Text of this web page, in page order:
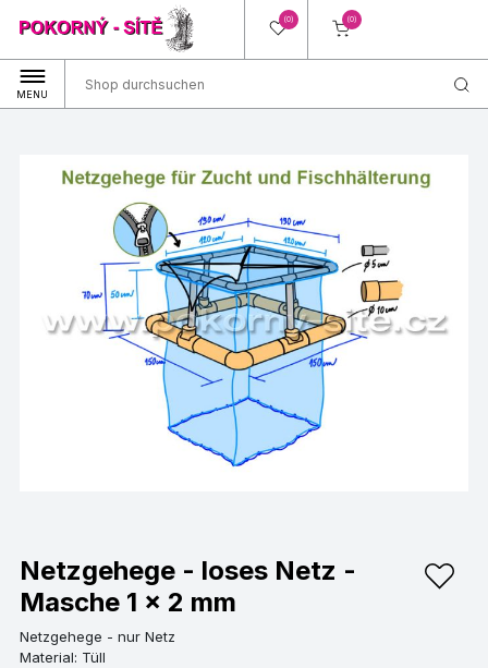
(0) (0)
MENU
Netzgehege - loses Netz -
Masche 1 x 2 mm
Netzgehege - nur Netz
Material: Tüll